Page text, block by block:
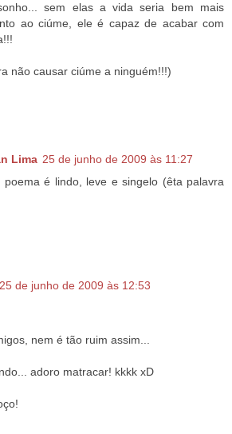
sem elas a vida seria bem mais
ao ciúme, ele é capaz de acabar com
não causar ciúme a ninguém!!!)
Lima 25 de junho de 2009 às 11:27
poema é lindo, leve e singelo (êta palavra
25 de junho de 2009 às 12:53
nem é tão ruim assim...
adoro matracar! kkkk xD